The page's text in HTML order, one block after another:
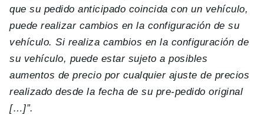
que su pedido anticipado coincida con un vehículo,
puede realizar cambios en la configuración de su
vehículo.Si realiza cambios en la configuración de
su vehículo, puede estar sujeto a posibles
aumentos de precio por cualquier ajuste de precios
realizado desde la fecha de su pre-pedido original
[…]”.